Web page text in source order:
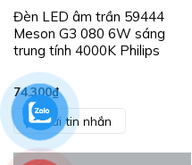
Đèn LED âm trần 59444
Meson G3 080 6W sáng
trung tính 4000K Philips
74.300₫
Gửi tin nhắn